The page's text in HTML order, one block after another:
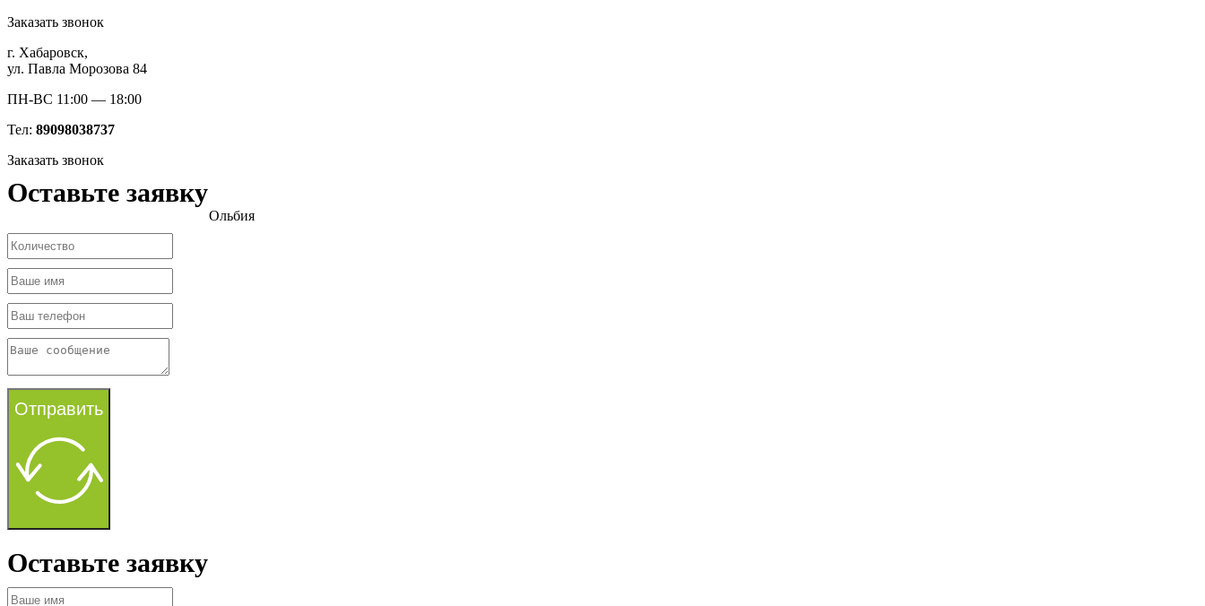
Заказать звонок
г. Хабаровск,
ул. Павла Морозова 84
ПН-ВС 11:00 — 18:00
Тел: 89098038737
Заказать звонок
Оставьте заявку
Ольбия
Отправить
Оставьте заявку